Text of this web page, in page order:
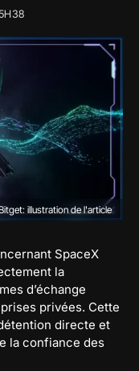
illustration de l'article
SpaceX
la
d’échange
privées. Cette
directe et
la confiance des